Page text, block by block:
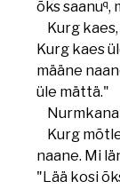
õks saanuq,
Kurg
Kurg kaes
määne
üle mättä."
Nurmkana
Kurg
naane. Mi
"Lää kosi